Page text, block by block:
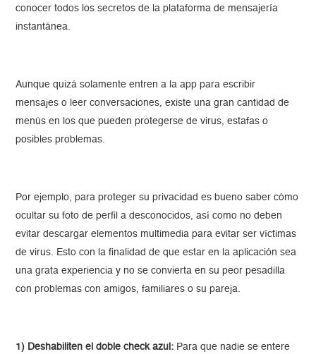
conocer todos los secretos de la plataforma de mensajería
instantánea.
Aunque quizá solamente entren a la app para escribir
mensajes o leer conversaciones, existe una gran cantidad de
menús en los que pueden protegerse de virus, estafas o
posibles problemas.
Por ejemplo, para proteger su privacidad es bueno saber cómo
ocultar su foto de perfil a desconocidos, así como no deben
evitar descargar elementos multimedia para evitar ser víctimas
de virus. Esto con la finalidad de que estar en la aplicación sea
una grata experiencia y no se convierta en su peor pesadilla
con problemas con amigos, familiares o su pareja.
1) Deshabiliten el doble check azul: Para que nadie se entere